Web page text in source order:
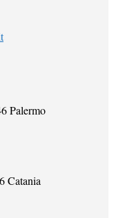
Palermo
Catania